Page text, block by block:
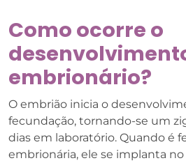
Como ocorre o
embrionário?
O embrião inicia o
fecundação, tornando-se um
dias em laboratório. Quando é
embrionária, ele se implanta